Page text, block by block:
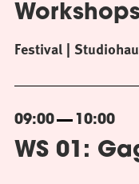
Festival
09:00 10:00
WS 01: